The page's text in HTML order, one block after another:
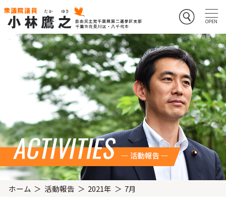
ホーム 活動報告 2021年 7月